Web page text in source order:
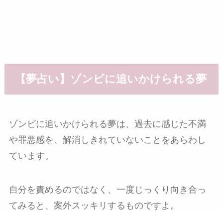
【夢占い】ゾンビに追いかけられる夢
ゾンビに追いかけられる夢は、過去に感じた不満
や罪悪感を、解消しきれていないことをあらわし
ています。
自分を責めるのではなく、一度じっくり向き合っ
てみると、案外スッキリするものですよ。